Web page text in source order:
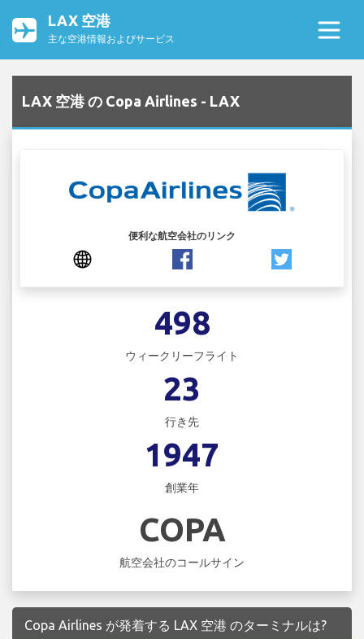
LAX 空港
主な空港情報およびサービス
LAX 空港 の Copa Airlines - LAX
便利な航空会社のリンク
498
ウィークリーフライト
23
行き先
1947
創業年
COPA
航空会社のコールサイン
Copa Airlines が発着する LAX 空港 のターミナルは?